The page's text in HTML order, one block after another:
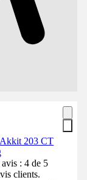
203 CT
: 4 de 5
clients.